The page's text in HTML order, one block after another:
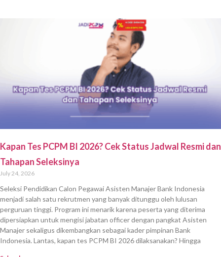
Kapan Tes PCPM BI 2026? Cek Status Jadwal Resmi dan
Tahapan Seleksinya
July 24, 2026
Seleksi Pendidikan Calon Pegawai Asisten Manajer Bank Indonesia
menjadi salah satu rekrutmen yang banyak ditunggu oleh lulusan
perguruan tinggi. Program ini menarik karena peserta yang diterima
dipersiapkan untuk mengisi jabatan officer dengan pangkat Asisten
Manajer sekaligus dikembangkan sebagai kader pimpinan Bank
Indonesia. Lantas, kapan tes PCPM BI 2026 dilaksanakan? Hingga